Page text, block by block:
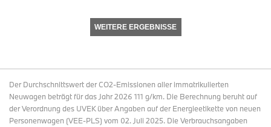
WEITERE ERGEBNISSE
Der Durchschnittswert der CO2-Emissionen aller immatrikulierten
Neuwagen beträgt für das Jahr 2026 111 g/km. Die Berechnung beruht auf
der Verordnung des UVEK über Angaben auf der Energieetikette von neuen
Personenwagen (VEE-PLS) vom 02. Juli 2025. Die Verbrauchsangaben